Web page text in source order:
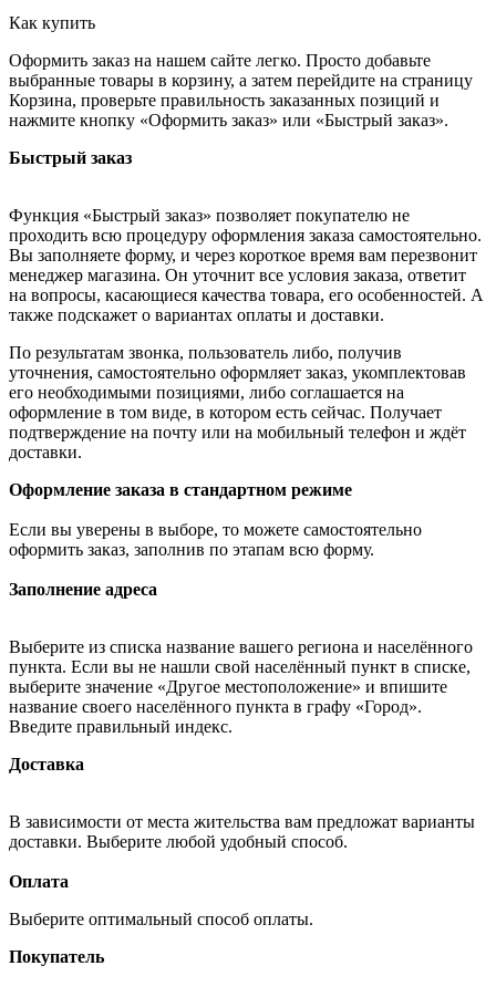
Как купить
Оформить заказ на нашем сайте легко. Просто добавьте
выбранные товары в корзину, а затем перейдите на страницу
Корзина, проверьте правильность заказанных позиций и
нажмите кнопку «Оформить заказ» или «Быстрый заказ».
Быстрый заказ
Функция «Быстрый заказ» позволяет покупателю не
проходить всю процедуру оформления заказа самостоятельно.
Вы заполняете форму, и через короткое время вам перезвонит
менеджер магазина. Он уточнит все условия заказа, ответит
на вопросы, касающиеся качества товара, его особенностей. А
также подскажет о вариантах оплаты и доставки.
По результатам звонка, пользователь либо, получив
уточнения, самостоятельно оформляет заказ, укомплектовав
его необходимыми позициями, либо соглашается на
оформление в том виде, в котором есть сейчас. Получает
подтверждение на почту или на мобильный телефон и ждёт
доставки.
Оформление заказа в стандартном режиме
Если вы уверены в выборе, то можете самостоятельно
оформить заказ, заполнив по этапам всю форму.
Заполнение адреса
Выберите из списка название вашего региона и населённого
пункта. Если вы не нашли свой населённый пункт в списке,
выберите значение «Другое местоположение» и впишите
название своего населённого пункта в графу «Город».
Введите правильный индекс.
Доставка
В зависимости от места жительства вам предложат варианты
доставки. Выберите любой удобный способ.
Оплата
Выберите оптимальный способ оплаты.
Покупатель